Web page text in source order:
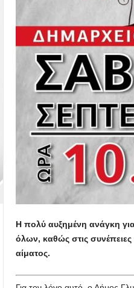
Η πολύ αυξημένη ανάγκη
όλων, καθώς στις
αίματος.